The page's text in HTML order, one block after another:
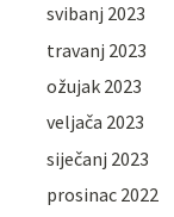
svibanj 2023
travanj 2023
ožujak 2023
veljača 2023
siječanj 2023
prosinac 2022